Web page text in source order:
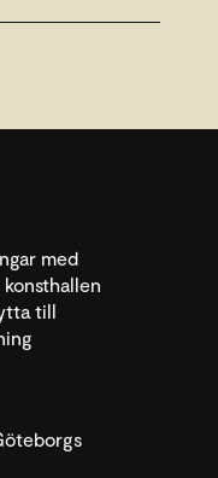
med
till